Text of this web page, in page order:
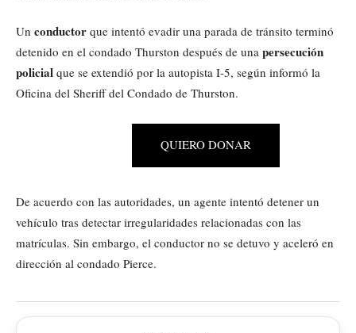
Un conductor que intentó evadir una parada de tránsito terminó
detenido en el condado Thurston después de una persecución
policial que se extendió por la autopista I-5, según informó la
Oficina del Sheriff del Condado de Thurston.
QUIERO DONAR
De acuerdo con las autoridades, un agente intentó detener un
vehículo tras detectar irregularidades relacionadas con las
matrículas. Sin embargo, el conductor no se detuvo y aceleró en
dirección al condado Pierce.